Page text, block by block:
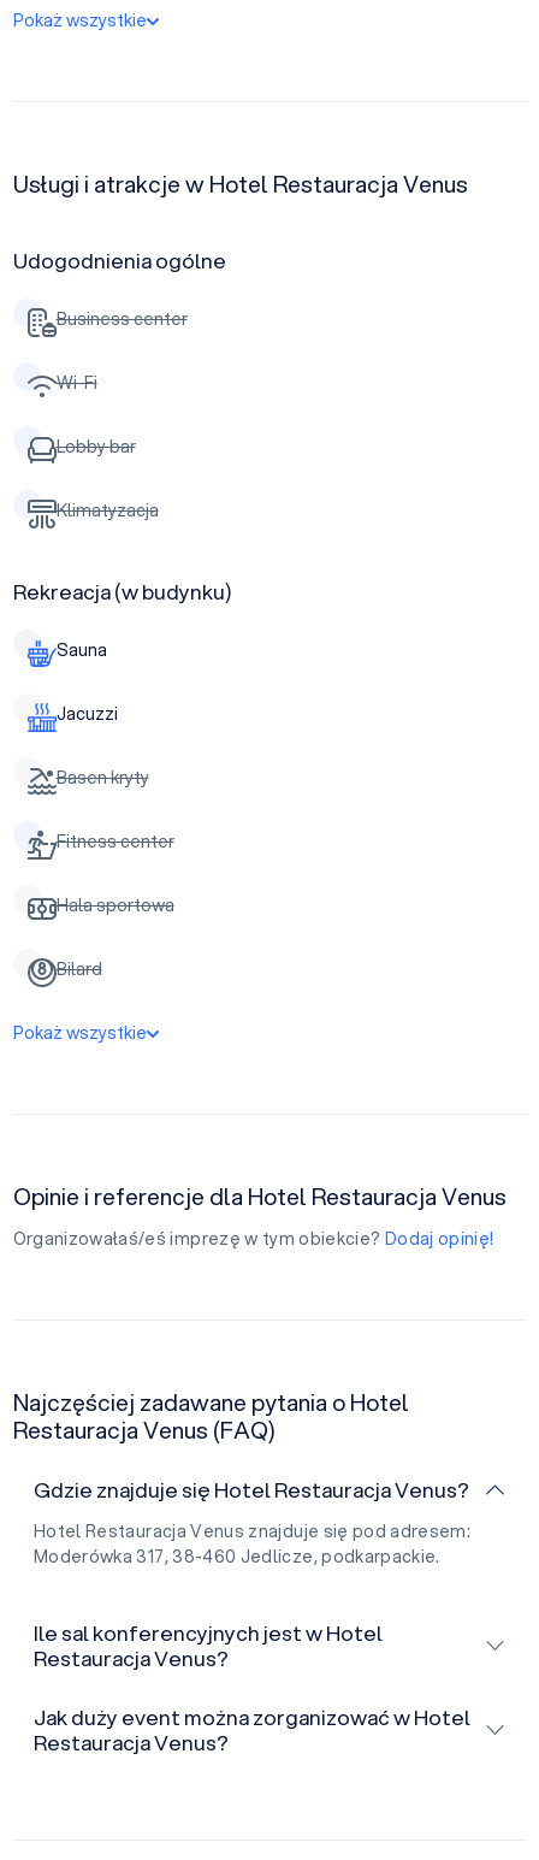
Pokaż wszystkie
Usługi i atrakcje w Hotel Restauracja Venus
Udogodnienia ogólne
Business center
Wi-Fi
Lobby bar
Klimatyzacja
Rekreacja (w budynku)
Sauna
Jacuzzi
Basen kryty
Fitness center
Hala sportowa
Bilard
Pokaż wszystkie
Opinie i referencje dla Hotel Restauracja Venus
Organizowałaś/eś imprezę w tym obiekcie? Dodaj opinię!
Najczęściej zadawane pytania o Hotel
Restauracja Venus (FAQ)
Gdzie znajduje się Hotel Restauracja Venus?
Hotel Restauracja Venus znajduje się pod adresem:
Moderówka 317, 38-460 Jedlicze, podkarpackie.
Ile sal konferencyjnych jest w Hotel
Restauracja Venus?
Jak duży event można zorganizować w Hotel
Restauracja Venus?